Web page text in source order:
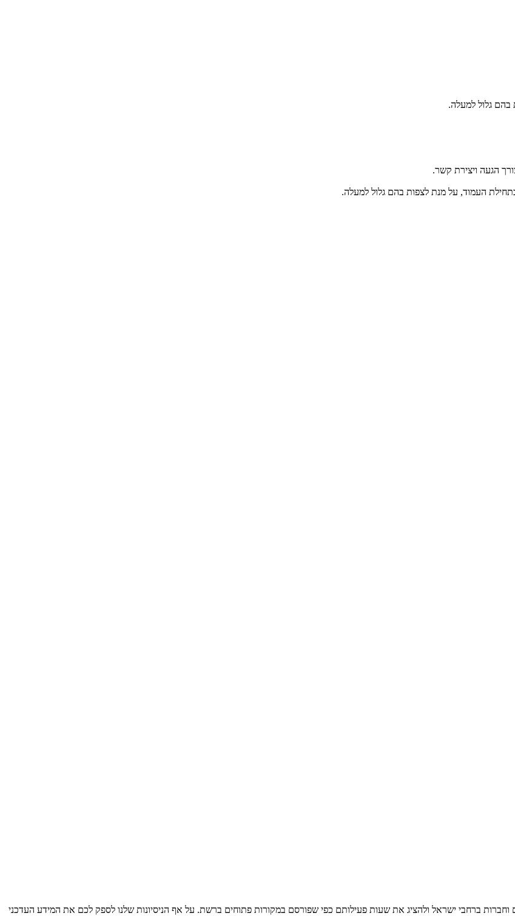
בהם גלול למעלה.
הגעה ויצירת קשר.
העמוד, על מנת לצפות בהם גלול למעלה.
ברחבי ישראל ולהציג את שעות פעילותם כפי שפורסם במקורות פתוחים ברשת. על אף הניסיונות שלנו לספק לכם את המידע העדכני